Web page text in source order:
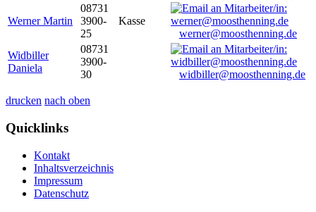
Werner Martin
08731
3900-
25
Kasse
werner@moosthenning.de
Widbiller
Daniela
08731
3900-
30
widbiller@moosthenning.de
drucken nach oben
Quicklinks
Kontakt
Inhaltsverzeichnis
Impressum
Datenschutz